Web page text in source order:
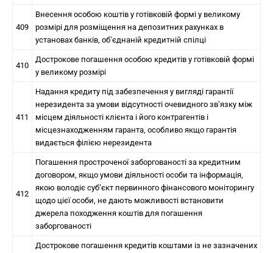
409
Внесення особою коштів у готівковій формі у великому
розмірі для розміщення на депозитних рахунках в
установах банків, об’єднаній кредитній спілці
410
Дострокове погашення особою кредитів у готівковій формі
у великому розмірі
411
Надання кредиту під забезпечення у вигляді гарантії
нерезидента за умови відсутності очевидного зв’язку між
місцем діяльності клієнта і його контрагентів і
місцезнаходженням гаранта, особливо якщо гарантія
видається філією нерезидента
412
Погашення простроченої заборгованості за кредитним
договором, якщо умови діяльності особи та інформація,
якою володіє суб’єкт первинного фінансового моніторингу
щодо цієї особи, не дають можливості встановити
джерела походження коштів для погашення
заборгованості
Дострокове погашення кредитів коштами із не зазначених